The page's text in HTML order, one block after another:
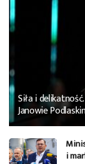
Siła i
Janowie
i